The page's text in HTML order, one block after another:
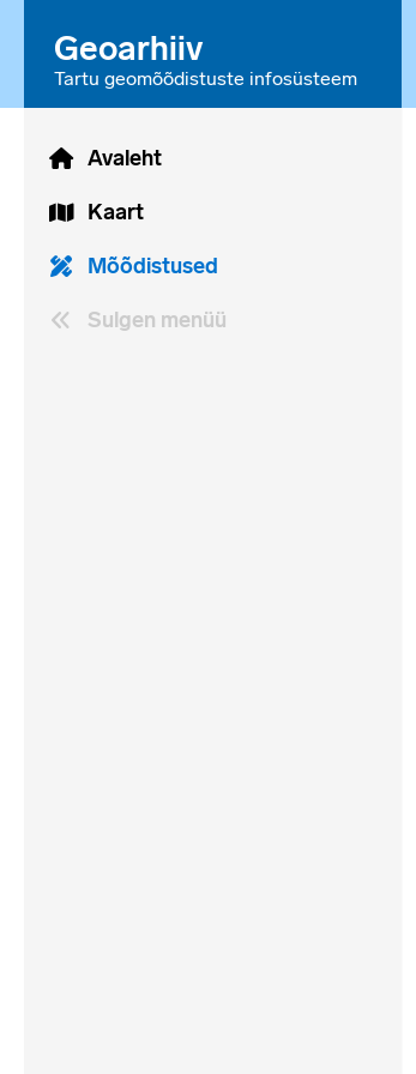
Geoarhiiv
Tartu geomõõdistuste infosüsteem
Avaleht
Kaart
Mõõdistused
Sulgen menüü